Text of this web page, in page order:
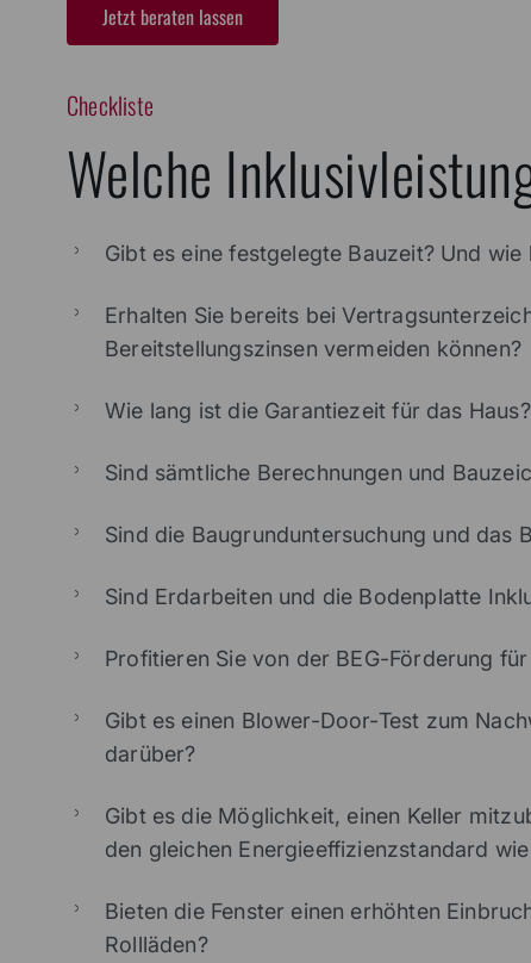
Jetzt beraten lassen
Checkliste
Welche
Gibt es eine festgelegte Bauzeit? Und wie
Erhalten Sie bereits bei
Bereitstellungszinsen vermeiden können?
Wie lang ist die Garantiezeit für das
Sind sämtliche Berechnungen und
Sind die Baugrunduntersuchung und das
Sind Erdarbeiten und die Bodenplatte
Profitieren Sie von der BEG-Förderung
Gibt es einen Blower-Door-Test zum
darüber?
Gibt es die Möglichkeit, einen Keller
den gleichen Energieeffizienzstandard
Bieten die Fenster einen erhöhten
Rollläden?